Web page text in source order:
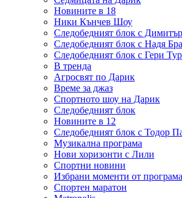
Новините в 18
Ники Кънчев Шоу
Следобедният блок с
Следобедният блок с Надя
Следобедният блок с Гери
В тренда
Агросвят по Дарик
Време за джаз
Спортното шоу на Дарик
Следобедният блок
Новините в 12
Следобедният блок с Тодор
Музикална програма
Нови хоризонти с Лили
Спортни новини
Избрани моменти от
Спортен маратон